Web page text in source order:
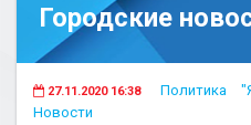
Городские
27.11.2020 16:38 Политика
Новости